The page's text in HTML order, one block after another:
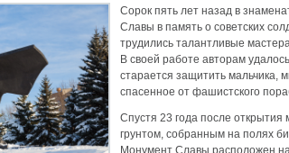
20 человек
Сорок пять лет назад в
Славы в память о советских
трудились талантливые
В своей работе авторам
старается защитить мальчика,
спасенное от фашистского
Спустя 23 года после
грунтом, собранным на полях
Монумент Славы расположен